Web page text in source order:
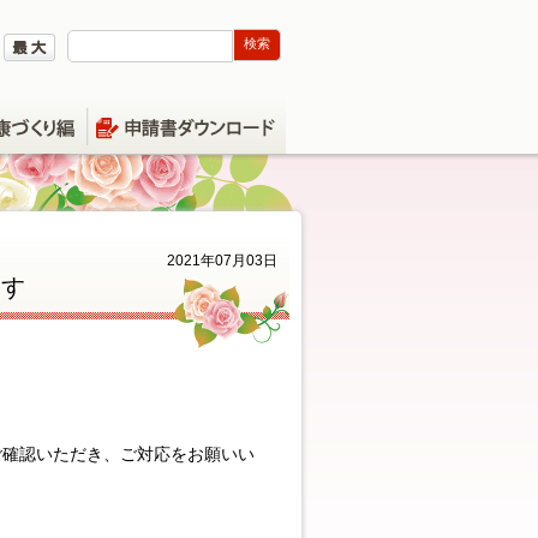
2021年07月03日
認いただき、ご対応をお願いい